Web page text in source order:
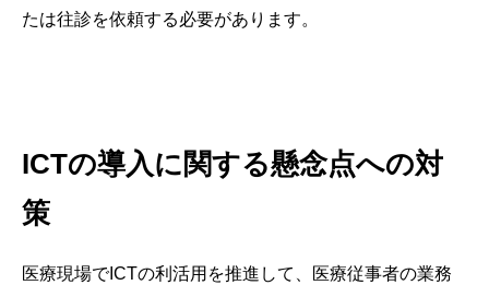
たは往診を依頼する必要があります。
ICTの導入に関する懸念点への対
策
医療現場でICTの利活用を推進して、医療従事者の業務